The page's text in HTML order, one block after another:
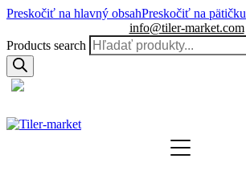
Preskočiť na hlavný obsahPreskočiť na pätičku
info@tiler-market.com
Products search